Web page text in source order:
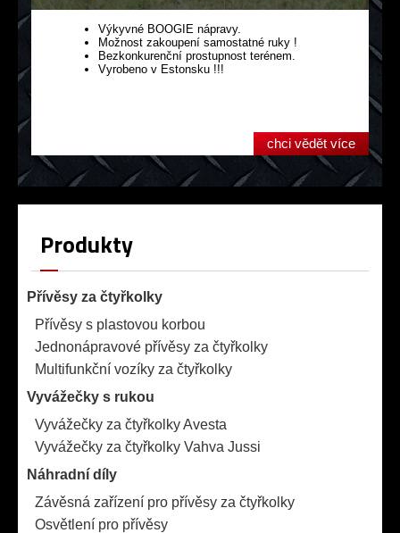
Výkyvné BOOGIE nápravy.
Možnost zakoupení samostatné ruky !
Bezkonkurenční prostupnost terénem.
Vyrobeno v Estonsku !!!
chci vědět více
Produkty
Přívěsy za čtyřkolky
Přívěsy s plastovou korbou
Jednonápravové přívěsy za čtyřkolky
Multifunkční vozíky za čtyřkolky
Vyvážečky s rukou
Vyvážečky za čtyřkolky Avesta
Vyvážečky za čtyřkolky Vahva Jussi
Náhradní díly
Závěsná zařízení pro přívěsy za čtyřkolky
Osvětlení pro přívěsy